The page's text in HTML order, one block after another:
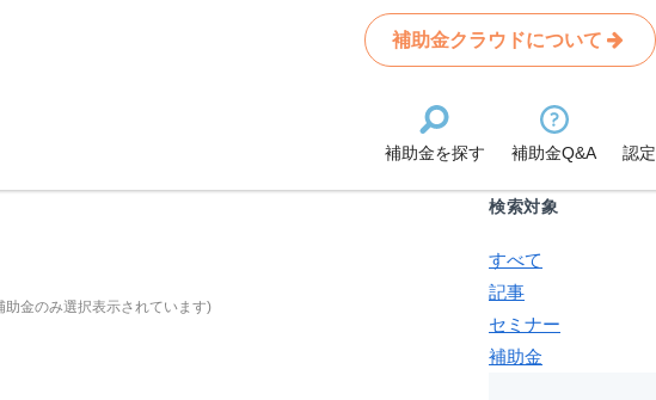
補助金クラウドについて
補助金を探す 補助金Q&A 認
金のみ選択表示されています)
Search
条件から記事を探す
検索対象
すべて
記事
セミナー
補助金